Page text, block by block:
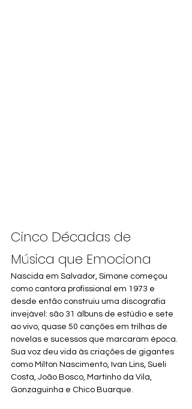
Cinco Décadas de
Música que Emociona
Nascida em Salvador, Simone começou
como cantora profissional em 1973 e
desde então construiu uma discografia
invejável: são 31 álbuns de estúdio e sete
ao vivo, quase 50 canções em trilhas de
novelas e sucessos que marcaram época.
Sua voz deu vida às criações de gigantes
como Milton Nascimento, Ivan Lins, Sueli
Costa, João Bosco, Martinho da Vila,
Gonzaguinha e Chico Buarque.